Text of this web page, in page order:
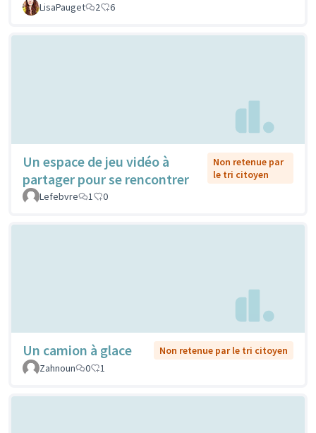
LisaPauget 2 6
Un espace de jeu vidéo à
partager pour se rencontrer
Non retenue par
le tri citoyen
Lefebvre
1 0
Un camion à glace
Non retenue par le tri citoyen
Zahnoun
0 1